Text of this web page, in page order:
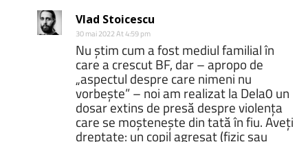
Vlad Stoicescu
30 mai 2022 At 4:59 pm
Nu știm cum a fost mediul familial în
care a crescut BF, dar – apropo de
„aspectul despre care nimeni nu
vorbește” – noi am realizat la Dela0 un
dosar extins de presă despre violența
care se moștenește din tată în fiu. Aveți
dreptate: un copil agresat (fizic sau